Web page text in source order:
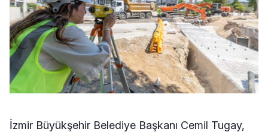
İzmir Büyükşehir Belediye Başkanı Cemil Tugay,